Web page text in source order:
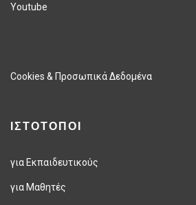
Youtube
Cookies & Προσωπικά Δεδομένα
ΙΣΤΟΤΟΠΟΙ
για Εκπαιδευτικούς
για Μαθητές